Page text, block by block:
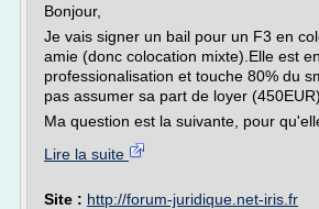
Bonjour,
Je vais signer un bail pour un F3 en
amie (donc colocation mixte).Elle est
professionalisation et touche 80% du
pas assumer sa part de loyer (450EUR)
Ma question est la suivante, pour
Lire la suite
Site : http://forum-juridique.net-iris.fr